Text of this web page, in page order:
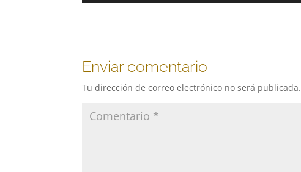
Enviar comentario
Tu dirección de correo electrónico no será publicada.